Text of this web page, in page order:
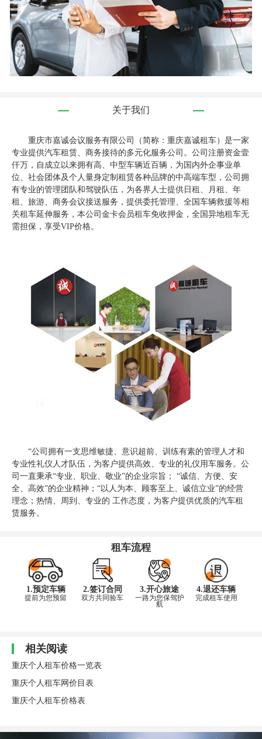
关于我们
重庆市嘉诚会议服务有限公司（简称：重庆嘉诚租车）是一家
专业提供汽车租赁、商务接待的多元化服务公司。公司注册资金壹
仟万，自成立以来拥有高、中型车辆近百辆，为国内外企事业单
位、社会团体及个人量身定制租赁各种品牌的中高端车型，公司拥
有专业的管理团队和驾驶队伍，为各界人士提供日租、月租、年
租、旅游、商务会议接送服务，提供委托管理、全国车辆救援等相
关租车延伸服务，本公司金卡会员租车免收押金，全国异地租车无
需担保，享受VIP价格。
“公司拥有一支思维敏捷、意识超前、训练有素的管理人才和
专业性礼仪人才队伍，为客户提供高效、专业的礼仪用车服务。公
司一直秉承“专业、职业、敬业”的企业宗旨； “诚信、方便、安
全、高效”的企业精神；“以人为本、顾客至上、诚信立业”的经营
理念；热情、周到、专业的 工作态度，为客户提供优质的汽车租
赁服务。
租车流程
1.预定车辆
提前为您预留
2.签订合同
双方共同验车
3.开心旅途
一路为您保驾护
航
4.退还车辆
完成租车使用
相关阅读
重庆个人租车价格一览表
重庆个人租车网价目表
重庆个人租车价格表